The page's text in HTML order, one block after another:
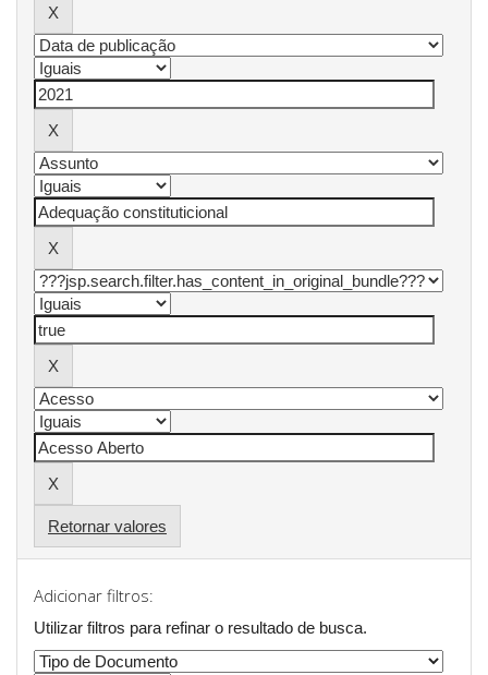
Retornar valores
Adicionar filtros:
Utilizar filtros para refinar o resultado de busca.